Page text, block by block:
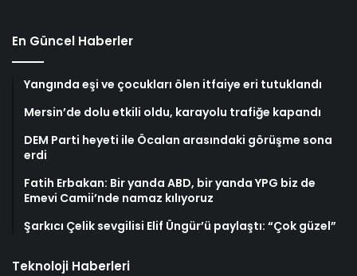
En Güncel Haberler
Yangında eşi ve çocukları ölen itfaiye eri tutuklandı
Mersin’de dolu etkili oldu, karayolu trafiğe kapandı
DEM Parti heyeti ile Öcalan arasındaki görüşme sona
erdi
Fatih Erbakan: Bir yanda ABD, bir yanda YPG biz de
Emevi Camii’nde namaz kılıyoruz
Şarkıcı Çelik sevgilisi Elif Üngür’ü paylaştı: “Çok güzel”
Teknoloji Haberleri